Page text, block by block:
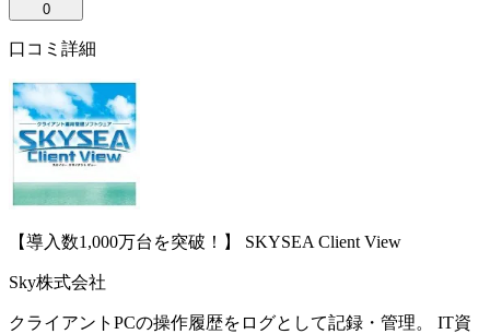
0
口コミ詳細
【導入数1,000万台を突破！】 SKYSEA Client View
Sky株式会社
クライアントPCの操作履歴をログとして記録・管理。 IT資